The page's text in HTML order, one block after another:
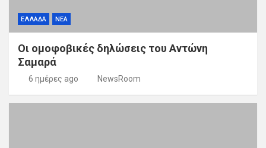
ΕΛΛΑΔΑ ΝΕΑ
Οι ομοφοβικές δηλώσεις του Αντώνη
Σαμαρά
6 ημέρες ago NewsRoom